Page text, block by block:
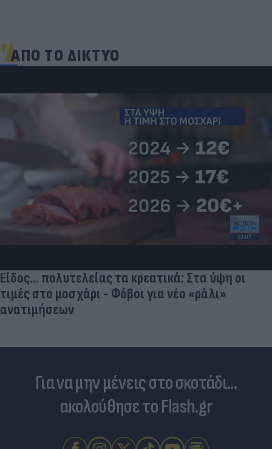
ΑΠΟ ΤΟ ΔΙΚΤΥΟ
Είδος... πολυτελείας τα κρεατικά: Στα ύψη οι
τιμές στο μοσχάρι - Φόβοι για νέο «ράλι»
ανατιμήσεων
Για να μην μένεις στο σκοτάδι...
ακολούθησε το Flash.gr